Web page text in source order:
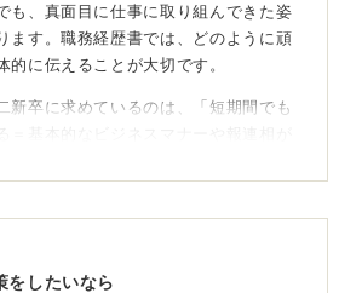
も、真面目に仕事に取り組んできた姿
ます。職務経歴書では、どのように頑
的に伝えることが大切です。
新卒に求めているのは、「短期間でも
＝基本的なビジネスマナーや報連相が
をしたいなら